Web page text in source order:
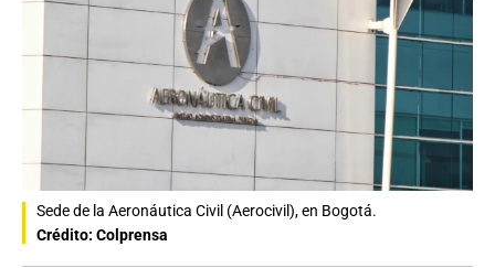
Sede de la Aeronáutica Civil (Aerocivil), en Bogotá.
Crédito: Colprensa